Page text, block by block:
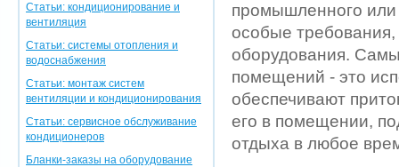
Статьи: кондиционирование и
вентиляция
Статьи: системы отопления и
водоснабжения
Статьи: монтаж систем
вентиляции и кондиционирования
Статьи: сервисное обслуживание
кондиционеров
Бланки-заказы на оборудование
промышленного или
особые
оборудования.
помещений - это
обеспечивают
его в помещении,
отдыха в любое